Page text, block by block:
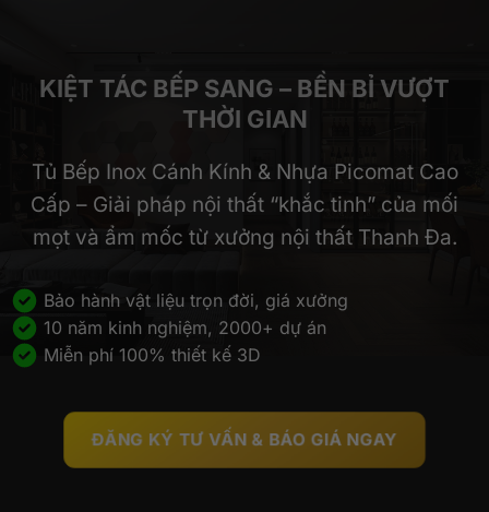
KIỆT TÁC BẾP SANG – BỀN BỈ VƯỢT
THỜI GIAN
Tủ Bếp Inox Cánh Kính & Nhựa Picomat Cao
Cấp – Giải pháp nội thất “khắc tinh” của mối
mọt và ẩm mốc từ xưởng nội thất Thanh Đa.
Bảo hành vật liệu trọn đời, giá xưởng
10 năm kinh nghiệm, 2000+ dự án
Miễn phí 100% thiết kế 3D
ĐĂNG KÝ TƯ VẤN & BÁO GIÁ NGAY